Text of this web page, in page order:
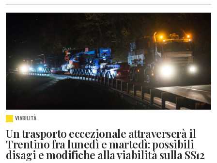
VIABILITÀ
Un trasporto eccezionale attraverserà il
Trentino fra lunedì e martedì: possibili
disagi e modifiche alla viabilità sulla SS12